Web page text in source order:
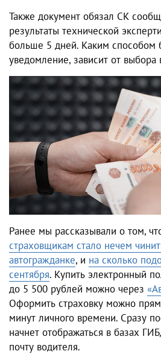
Также документ обязал СК
результаты технической
больше 5 дней. Каким способом
уведомление, зависит от выбора
Ранее мы рассказывали о том,
страховщикам стало нечем
автогражданке, и на сколько
сентября. Купить электронный
до 5 500 рублей можно через
Оформить страховку можно
минут личного времени. Сразу
начнет отображаться в базах
почту водителя.